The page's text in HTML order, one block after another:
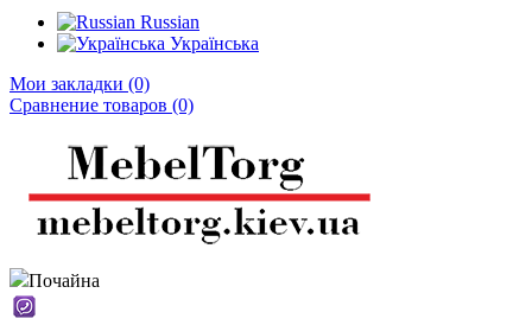
Russian
Українська
Мои закладки (0)
Сравнение товаров (0)
Почайна